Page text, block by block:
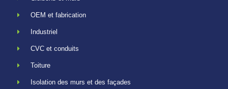
OEM et fabrication
Industriel
CVC et conduits
Toiture
Isolation des murs et des façades